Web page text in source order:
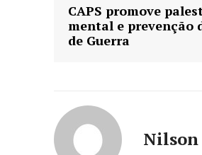
CAPS promove
mental e prevenção
de Guerra